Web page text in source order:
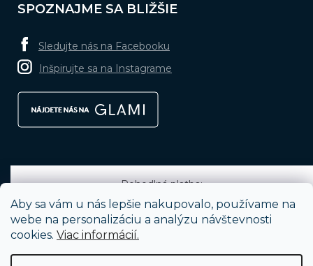
Aby sa vám u nás lepšie nakupovalo, používame na
webe na personalizáciu a analýzu návštevnosti
cookies. Viac informácií.
SPOZNAJME SA BLIŽŠIE
Sledujte nás na Facebooku
Inšpirujte sa na Instagrame
Pohodlná platba: